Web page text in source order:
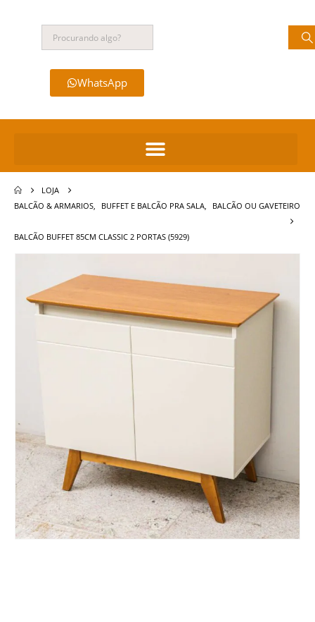
WhatsApp
LOJA
BALCÃO & ARMARIOS
BUFFET E BALCÃO PRA SALA BALCÃO OU GAVETEIRO
BALCÃO BUFFET 85CM CLASSIC 2 PORTAS (5929)